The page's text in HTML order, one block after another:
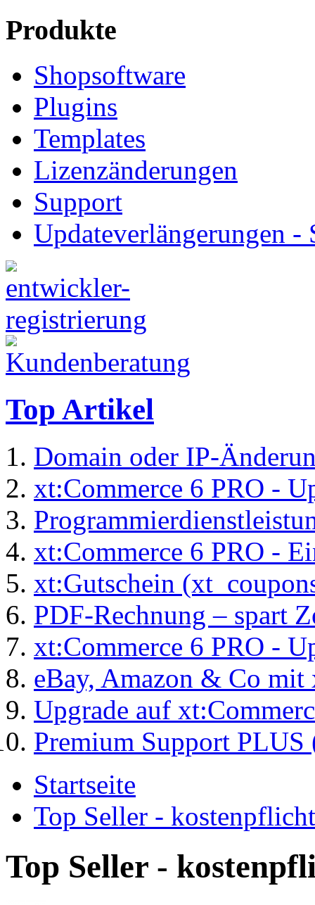
Produkte
Shopsoftware
Plugins
Templates
Lizenzänderungen
Support
Updateverlängerungen -
Top Artikel
Domain oder IP-
xt:Commerce 6 PRO -
xt:Commerce 6 PRO -
xt:Gutschein
PDF-Rechnung – spart
xt:Commerce 6 PRO -
eBay, Amazon & Co
Upgrade auf
Premium Support
Startseite
Top Seller -
Top Seller -